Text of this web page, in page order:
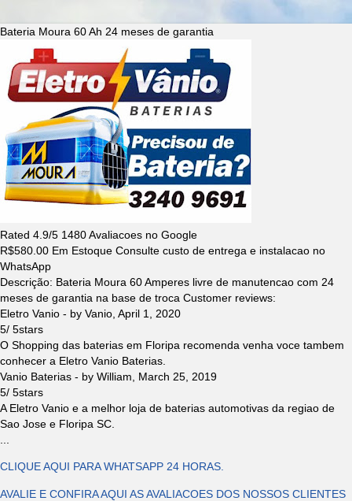
Bateria Moura 60 Ah 24 meses de garantia
Rated 4.9/5 1480Avaliacoes no Google
R$580.00 Em Estoque Consulte custo de entrega e instalacao no
WhatsApp
Descrição: Bateria Moura 60 Amperes livre de manutencao com 24
meses de garantia na base de troca Customer reviews:
Eletro Vanio - by Vanio April 1, 2020
5/ 5stars
O Shopping das baterias em Floripa recomenda venha voce tambem
conhecer a Eletro Vanio Baterias.
Vanio Baterias - by William
March 25, 2019
5/ 5stars
A Eletro Vanio e a melhor loja de baterias automotivas da regiao de
Sao Jose e Floripa SC.
CLIQUE AQUI PARA WHATSAPP 24 HORAS.
AVALIE E CONFIRA AQUI AS AVALIACOES DOS NOSSOS CLIENTES